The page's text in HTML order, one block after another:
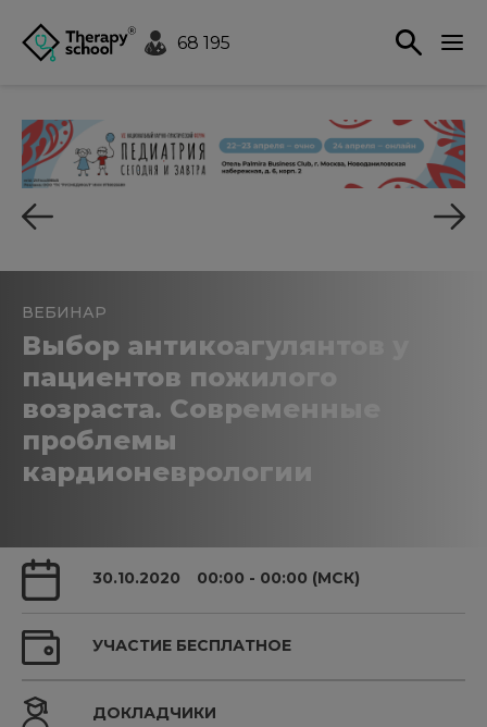
68 195
ВЕБИНАР
Выбор антикоагулянтов у
пациентов пожилого
возраста. Современные
проблемы
кардионеврологии
30.10.2020 00:00 - 00:00 (МСК)
УЧАСТИЕ БЕСПЛАТНОЕ
ДОКЛАДЧИКИ